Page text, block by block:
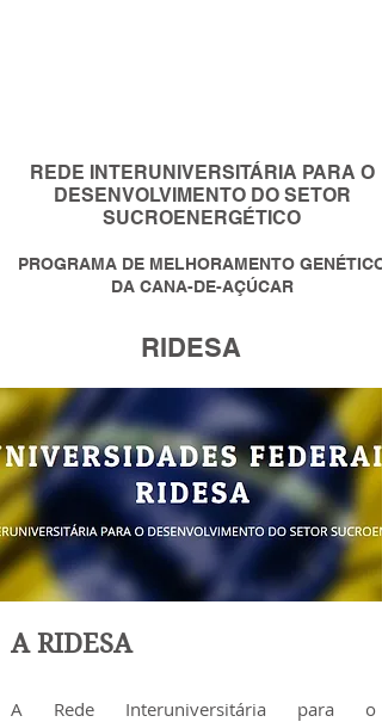
REDE INTERUNIVERSITÁRIA PARA O
DESENVOLVIMENTO DO SETOR
SUCROENERGÉTICO
PROGRAMA DE MELHORAMENTO GENÉTICO
DA CANA-DE-AÇÚCAR
RIDESA
A RIDESA
A Rede Interuniversitária para o